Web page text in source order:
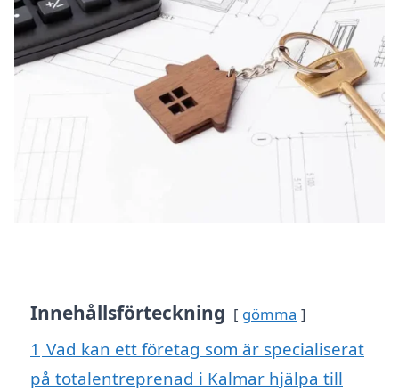
Innehållsförteckning gömma
1 Vad kan ett företag som är specialiserat
på totalentreprenad i Kalmar hjälpa till